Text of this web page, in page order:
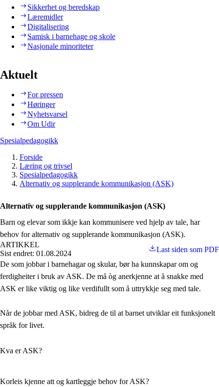
Sikkerhet og beredskap
Læremidler
Digitalisering
Samisk i barnehage og skole
Nasjonale minoriteter
Aktuelt
For pressen
Høringer
Nyhetsvarsel
Om Udir
Spesialpedagogikk
Forside
Læring og trivsel
Spesialpedagogikk
Alternativ og supplerande kommunikasjon (ASK)
Alternativ og supplerande kommunikasjon (ASK)
Barn og elevar som ikkje kan kommunisere ved hjelp av tale, har
behov for alternativ og supplerande kommunikasjon (ASK).
ARTIKKEL
Sist endret: 01.08.2024
Last siden som PDF
De som jobbar i barnehagar og skular, bør ha kunnskapar om og
ferdigheiter i bruk av ASK. De må òg anerkjenne at å snakke med
ASK er like viktig og like verdifullt som å uttrykkje seg med tale.
Når de jobbar med ASK, bidreg de til at barnet utviklar eit funksjonelt
språk for livet.
Kva er ASK?
Korleis kjenne att og kartleggje behov for ASK?